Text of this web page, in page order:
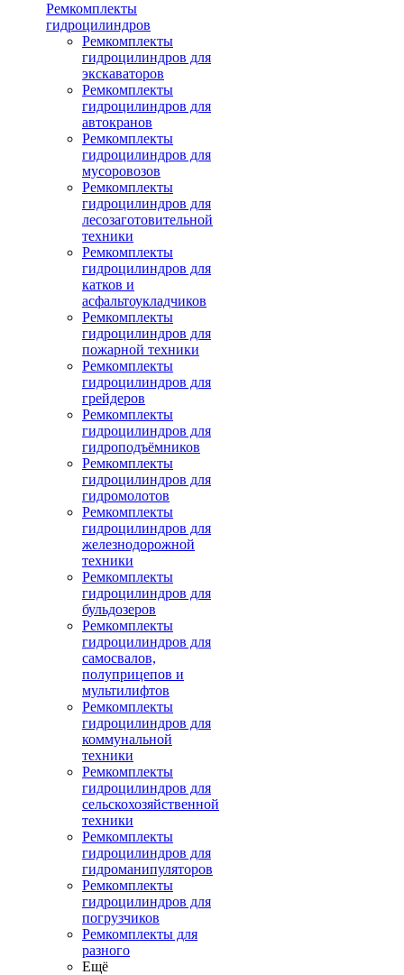
Ремкомплекты
гидроцилиндров
Ремкомплекты
гидроцилиндров для
экскаваторов
Ремкомплекты
гидроцилиндров для
автокранов
Ремкомплекты
гидроцилиндров для
мусоровозов
Ремкомплекты
гидроцилиндров для
лесозаготовительной
техники
Ремкомплекты
гидроцилиндров для
катков и
асфальтоукладчиков
Ремкомплекты
гидроцилиндров для
пожарной техники
Ремкомплекты
гидроцилиндров для
грейдеров
Ремкомплекты
гидроцилиндров для
гидроподъёмников
Ремкомплекты
гидроцилиндров для
гидромолотов
Ремкомплекты
гидроцилиндров для
железнодорожной
техники
Ремкомплекты
гидроцилиндров для
бульдозеров
Ремкомплекты
гидроцилиндров для
самосвалов,
полуприцепов и
мультилифтов
Ремкомплекты
гидроцилиндров для
коммунальной
техники
Ремкомплекты
гидроцилиндров для
сельскохозяйственной
техники
Ремкомплекты
гидроцилиндров для
гидроманипуляторов
Ремкомплекты
гидроцилиндров для
погрузчиков
Ремкомплекты для
разного
Ещё